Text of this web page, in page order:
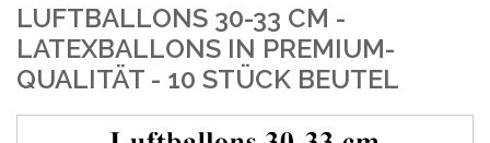
LUFTBALLONS 30-33 CM -
LATEXBALLONS IN PREMIUM-
QUALITÄT - 10 STÜCK BEUTEL